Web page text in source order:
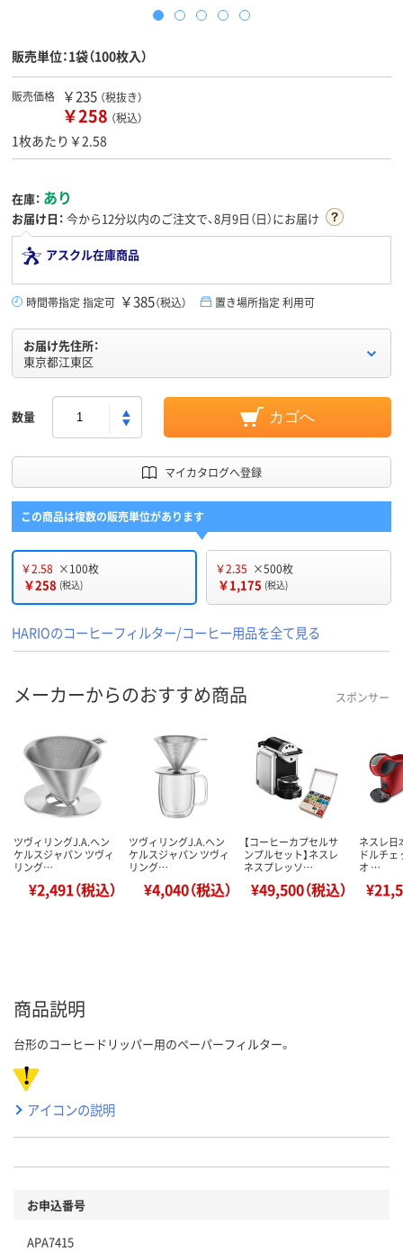
販売単位：1袋（100枚入）
販売価格 ￥235 （税抜き）
￥258 （税込）
1枚あたり￥2.58
在庫： あり
お届け日： 今から12分以内のご注文で、8月9日（日）にお届け
アスクル在庫商品
時間帯指定 指定可 ￥385（税込） 置き場所指定 利用可
お届け先住所：
東京都江東区
数量 カゴへ
マイカタログへ登録
この商品は複数の販売単位があります
￥2.58 ×100枚
￥258 (税込)
￥2.35 ×500枚
￥1,175 (税込)
HARIOのコーヒーフィルター/コーヒー用品を全て見る
メーカーからのおすすめ商品 スポンサー
ツヴィリングJ.A.ヘン
ケルスジャパン ツヴィ
リング…
¥2,491（税込）
ツヴィリングJ.A.ヘン
ケルスジャパン ツヴィ
リング…
¥4,040（税込）
【コーヒーカプセルサ
ンプルセット】ネスレ
ネスプレッソ…
¥49,500（税込）
ネスレ日
ドルチェ
オ …
商品説明
台形のコーヒードリッパー用のペーパーフィルター。
アイコンの説明
お申込番号
APA7415